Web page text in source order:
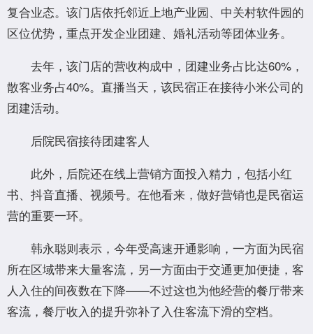
复合业态。该门店依托邻近上地产业园、中关村软件园的
区位优势，重点开发企业团建、婚礼活动等团体业务。
去年，该门店的营收构成中，团建业务占比达60%，
散客业务占40%。直播当天，该民宿正在接待小米公司的
团建活动。
后院民宿接待团建客人
此外，后院还在线上营销方面投入精力，包括小红
书、抖音直播、视频号。在他看来，做好营销也是民宿运
营的重要一环。
韩永聪则表示，今年受高速开通影响，一方面为民宿
所在区域带来大量客流，另一方面由于交通更加便捷，客
人入住的间夜数在下降——不过这也为他经营的餐厅带来
客流，餐厅收入的提升弥补了入住客流下滑的空档。